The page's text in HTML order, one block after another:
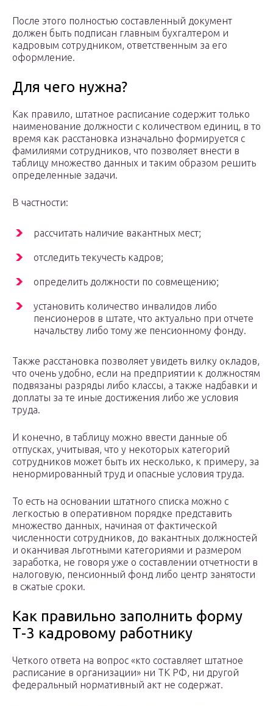
После этого полностью составленный документ
должен быть подписан главным бухгалтером и
кадровым сотрудником, ответственным за его
оформление.
Для чего нужна?
Как правило, штатное расписание содержит только
наименование должности с количеством единиц, в то
время как расстановка изначально формируется с
фамилиями сотрудников, что позволяет внести в
таблицу множество данных и таким образом решить
определенные задачи.
В частности:
рассчитать наличие вакантных мест;
отследить текучесть кадров;
определить должности по совмещению;
установить количество инвалидов либо
пенсионеров в штате, что актуально при отчете
начальству либо тому же пенсионному фонду.
Также расстановка позволяет увидеть вилку окладов,
что очень удобно, если на предприятии к должностям
подвязаны разряды либо классы, а также надбавки и
доплаты за те иные достижения либо же условия
труда.
И конечно, в таблицу можно ввести данные об
отпусках, учитывая, что у некоторых категорий
сотрудников может быть их несколько, к примеру, за
ненормированный труд и опасные условия труда.
То есть на основании штатного списка можно с
легкостью в оперативном порядке представить
множество данных, начиная от фактической
численности сотрудников, до вакантных должностей
и оканчивая льготными категориями и размером
заработка, не говоря уже о составлении отчетности в
налоговую, пенсионный фонд либо центр занятости
в сжатые сроки.
Как правильно заполнить форму
Т-3 кадровому работнику
Четкого ответа на вопрос «кто составляет штатное
расписание в организации» ни ТК РФ, ни другой
федеральный нормативный акт не содержат.